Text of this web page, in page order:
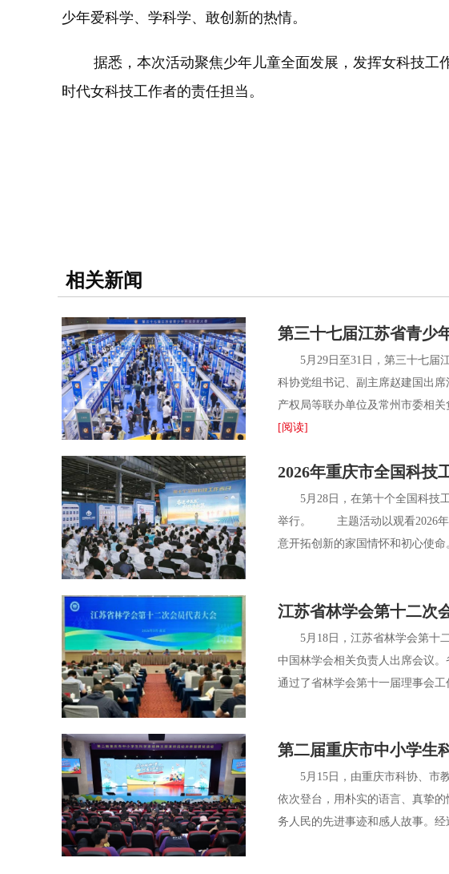
少年爱科学、学科学、敢创新的热情。
据悉，本次活动聚焦少年儿童全面发展，发挥女科技工
时代女科技工作者的责任担当。
相关新闻
第三十七届江苏省青少
5月29日至31日，第三十七届江
科协党组书记、副主席赵建国出
产权局等联办单位及常州市委相
[阅读]
2026年重庆市全国科技
5月28日，在第十个全国科技工
举行。 主题活动以观看2026年
意开拓创新的家国情怀和初心使
江苏省林学会第十二次
5月18日，江苏省林学会第十二
中国林学会相关负责人出席会议
通过了省林学会第十一届理事会
第二届重庆市中小学生
5月15日，由重庆市科协、市
依次登台，用朴实的语言、真挚
务人民的先进事迹和感人故事。